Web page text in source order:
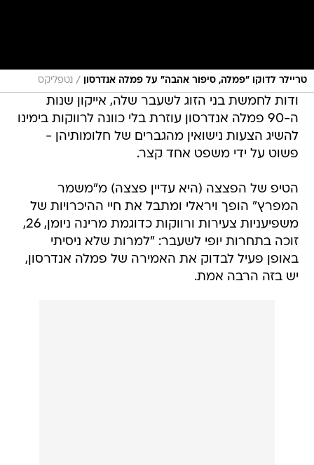
טריילר לדוקו "פמלה, סיפור אהבה" על פמלה אנדרסון / נטפליקס
ודות לחמשת בני הזוג לשעבר שלה, אייקון שנות
ה-90 פמלה אנדרסון עוזרת בלי כוונה לרווקות בימינו
להשיג הצעות נישואין מהגברים של חלומותיהן -
פשוט על ידי משפט אחד קצר.
הטיפ של הפצצה (היא עדיין פצצה) מ"משמר
המפרץ" הופך ויראלי ומתבל את חיי ההיכרויות של
משפיעניות צעירות ורווקות כדוגמת מרינה ניומן, 26,
זוכה בתחרות יופי לשעבר: "למרות שלא ניסיתי
באופן פעיל לבדוק את האמירה של פמלה אנדרסון,
יש בזה הרבה אמת.